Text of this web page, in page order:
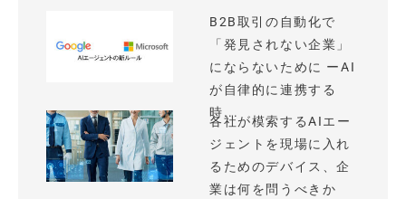
B2B取引の自動化で
「発見されない企業」
にならないために ーAI
が自律的に連携する
時...
各社が模索するAIエー
ジェントを現場に入れ
るためのデバイス、企
業は何を問うべきか